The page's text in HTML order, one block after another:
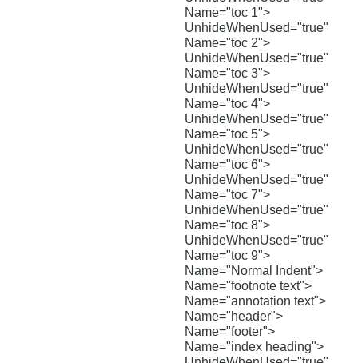
Name="toc 1">
UnhideWhenUsed="true"
Name="toc 2">
UnhideWhenUsed="true"
Name="toc 3">
UnhideWhenUsed="true"
Name="toc 4">
UnhideWhenUsed="true"
Name="toc 5">
UnhideWhenUsed="true"
Name="toc 6">
UnhideWhenUsed="true"
Name="toc 7">
UnhideWhenUsed="true"
Name="toc 8">
UnhideWhenUsed="true"
Name="toc 9">
Name="Normal Indent">
Name="footnote text">
Name="annotation text">
Name="header">
Name="footer">
Name="index heading">